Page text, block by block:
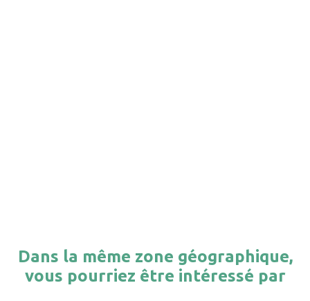
Dans la même zone géographique,
vous pourriez être intéressé par